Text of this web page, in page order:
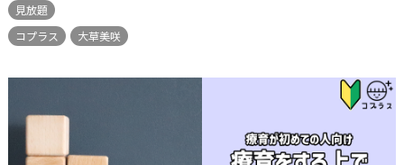
見放題
コプラス
大草美咲